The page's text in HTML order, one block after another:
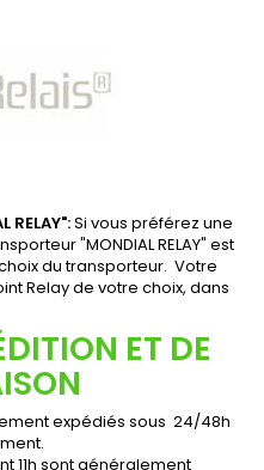
RELAY":Si vous préférez une
"MONDIAL RELAY" est
du transporteur. Votre
Relay de votre choix, dans
ET DE
expédiés sous 24/48h
11h sont généralement